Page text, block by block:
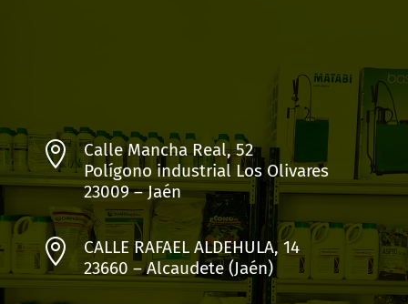

Calle Mancha Real, 52
Polígono industrial Los Olivares
23009 – Jaén

CALLE RAFAEL ALDEHULA, 14
23660 – Alcaudete (Jaén)